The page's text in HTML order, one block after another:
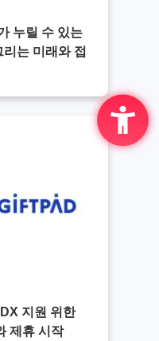
누릴 수 있는
는 미래와 접
지원 위한
제휴 시작